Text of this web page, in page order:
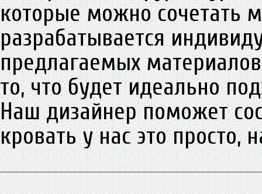
которые можно сочетать
разрабатывается
предлагаемых
то, что будет идеально
Наш дизайнер поможет
кровать у нас это просто,